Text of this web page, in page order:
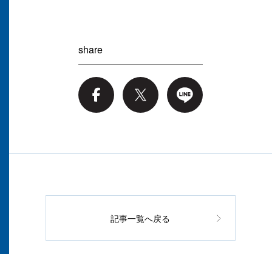
share
記事一覧へ戻る